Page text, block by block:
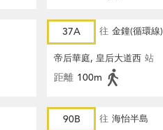
37A 往 金鐘(循環線)
帝后華庭, 皇后大道西 站
距離 100m
90B 往 海怡半島